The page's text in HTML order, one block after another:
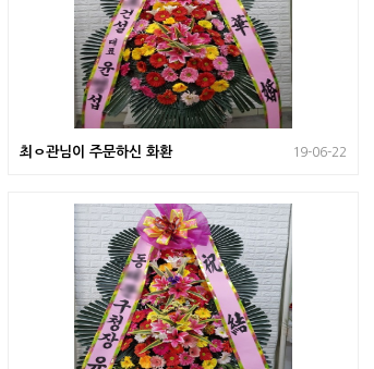
최ㅇ관님이 주문하신 화환 19-06-22